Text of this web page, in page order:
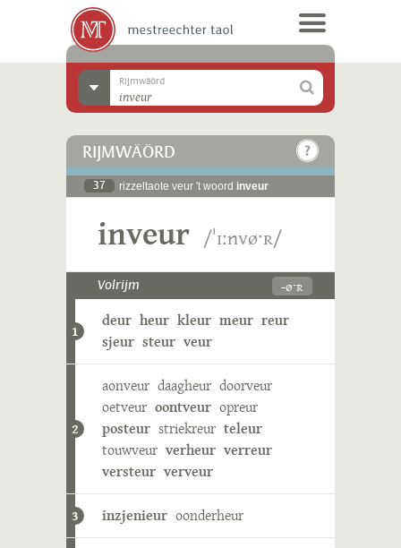
Rijmwäörd
RIJMWÄÖRD
37 rizzeltaote veur 't woord inveur
inveur /ˈɪːnvøˑʀ/
Volrijm -øˑʀ
1
deur heur kleur meur reur
sjeur steur veur
2
aonveur daagheur doorveur
oetveur oontveur opreur
posteur striekreur teleur
touwveur verheur verreur
versteur verveur
3 inzjenieur oonderheur